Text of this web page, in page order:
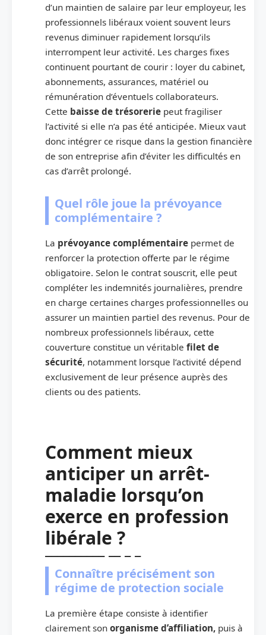
d’un maintien de salaire par leur employeur, les
professionnels libéraux voient souvent leurs
revenus diminuer rapidement lorsqu’ils
interrompent leur activité. Les charges fixes
continuent pourtant de courir : loyer du cabinet,
abonnements, assurances, matériel ou
rémunération d’éventuels collaborateurs.
Cette baisse de trésorerie peut fragiliser
l’activité si elle n’a pas été anticipée. Mieux vaut
donc intégrer ce risque dans la gestion financière
de son entreprise afin d’éviter les difficultés en
cas d’arrêt prolongé.
Quel rôle joue la prévoyance
complémentaire ?
La prévoyance complémentaire permet de
renforcer la protection offerte par le régime
obligatoire. Selon le contrat souscrit, elle peut
compléter les indemnités journalières, prendre
en charge certaines charges professionnelles ou
assurer un maintien partiel des revenus. Pour de
nombreux professionnels libéraux, cette
couverture constitue un véritable filet de
sécurité, notamment lorsque l’activité dépend
exclusivement de leur présence auprès des
clients ou des patients.
Comment mieux
anticiper un arrêt-
maladie lorsqu’on
exerce en profession
libérale ?
Connaître précisément son
régime de protection sociale
La première étape consiste à identifier
clairement son organisme d’affiliation, puis à